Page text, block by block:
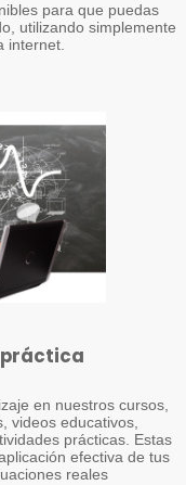
para que puedas
utilizando simplemente
internet.
práctica
en nuestros cursos,
videos educativos,
prácticas. Estas
efectiva de tus
reales